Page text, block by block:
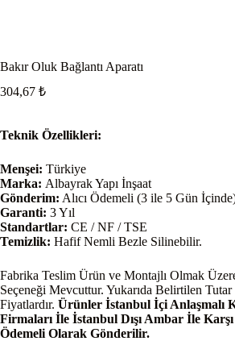
Bakır Oluk Bağlantı Aparatı
304,67 ₺
Teknik Özellikleri:
Menşei: Türkiye
Marka: Albayrak Yapı İnşaat
Gönderim: Alıcı Ödemeli (3 ile 5 Gün
Garanti: 3 Yıl
Standartlar: CE / NF / TSE
Temizlik: Hafif Nemli Bezle Silinebilir.
Fabrika Teslim Ürün ve Montajlı Olmak
Seçeneği Mevcuttur. Yukarıda Belirtilen
Fiyatlardır. Ürünler İstanbul İçi Anlaşmalı
Firmaları İle İstanbul Dışı Ambar İle
Ödemeli Olarak Gönderilir.